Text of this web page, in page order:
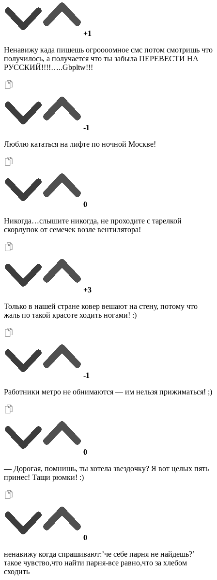
+1
Ненавижу када пишешь огроооомное смс потом смотришь что
получилось, а получается что ты забыла ПЕРЕВЕСТИ НА
РУССКИЙ!!!!…..Gbpltw!!!
-1
Люблю кататься на лифте по ночной Москве!
0
Никогда…слышите никогда, не проходите с тарелкой
скорлупок от семечек возле вентилятора!
+3
Только в нашей стране ковер вешают на стену, потому что
жаль по такой красоте ходить ногами! :)
-1
Работники метро не обнимаются — им нельзя прижиматься! ;)
0
— Дорогая, помнишь, ты хотела звездочку? Я вот целых пять
принес! Тащи рюмки! :)
0
ненавижу когда спрашивают:’че себе парня не найдешь?’
такое чувство,что найти парня-все равно,что за хлебом
сходить